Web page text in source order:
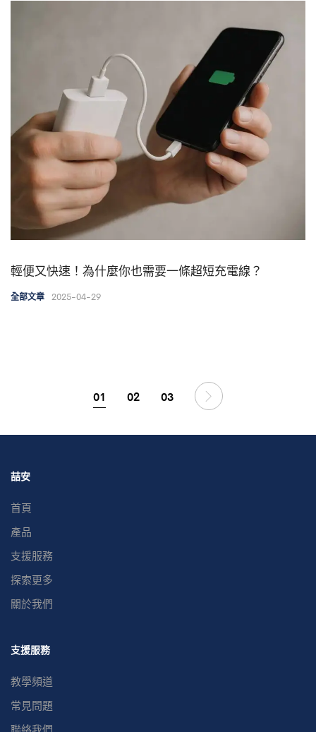
輕便又快速！為什麼你也需要一條超短充電線？
全部文章 2025-04-29
01 02 03
喆安
首頁
產品
支援服務
探索更多
關於我們
支援服務
教學頻道
常見問題
聯絡我們